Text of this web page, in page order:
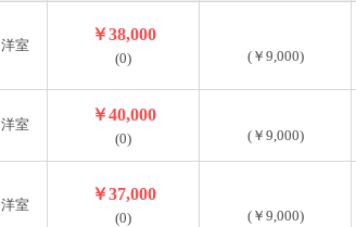
洋室
￥38,000
(0) (￥9,000)
洋室
￥40,000
(0) (￥9,000)
洋室
￥37,000
(0) (￥9,000)